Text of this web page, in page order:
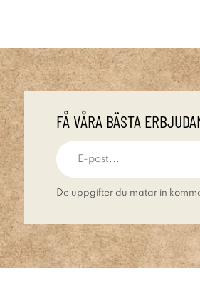
FÅ VÅRA BÄSTA
De uppgifter du matar in